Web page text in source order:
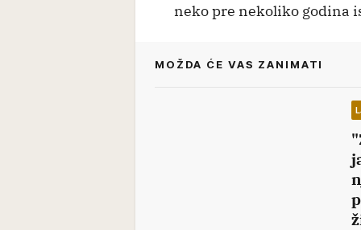
neko pre nekoliko godina
MOŽDA ĆE VAS ZANIMATI